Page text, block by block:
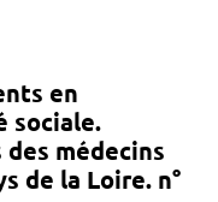
en
sociale.
médecins
de la Loire. n°